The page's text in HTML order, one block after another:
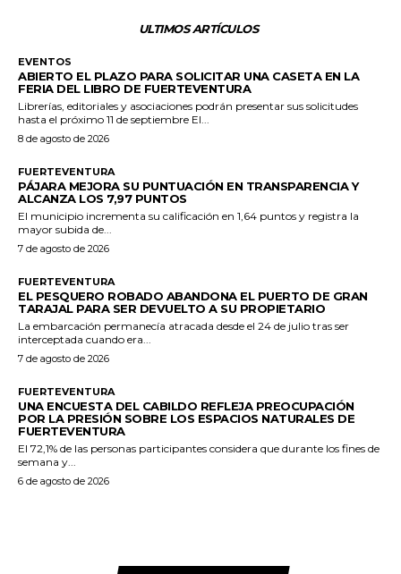
ULTIMOS ARTÍCULOS
EVENTOS
ABIERTO EL PLAZO PARA SOLICITAR UNA CASETA EN LA
FERIA DEL LIBRO DE FUERTEVENTURA
Librerías, editoriales y asociaciones podrán presentar sus solicitudes
hasta el próximo 11 de septiembre El...
8 de agosto de 2026
FUERTEVENTURA
PÁJARA MEJORA SU PUNTUACIÓN EN TRANSPARENCIA Y
ALCANZA LOS 7,97 PUNTOS
El municipio incrementa su calificación en 1,64 puntos y registra la
mayor subida de...
7 de agosto de 2026
FUERTEVENTURA
EL PESQUERO ROBADO ABANDONA EL PUERTO DE GRAN
TARAJAL PARA SER DEVUELTO A SU PROPIETARIO
La embarcación permanecía atracada desde el 24 de julio tras ser
interceptada cuando era...
7 de agosto de 2026
FUERTEVENTURA
UNA ENCUESTA DEL CABILDO REFLEJA PREOCUPACIÓN
POR LA PRESIÓN SOBRE LOS ESPACIOS NATURALES DE
FUERTEVENTURA
El 72,1% de las personas participantes considera que durante los fines de
semana y...
6 de agosto de 2026